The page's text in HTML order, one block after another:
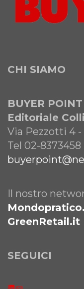
CHI SIAMO
BUYER POINT
Editoriale
Via Pezzotti 4 -
Tel 02-8373458
Il nostro
GreenRetail.it
SEGUICI